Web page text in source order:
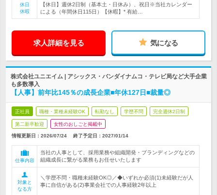
休日
休暇
【休日】週休2日制（基本土・日休み）、祝日※当社カレンダー
による（年間休日115日）【休暇】* 有給…
求人詳細を見る 気になる
株式会社ユニエイム | アシックス・バンダイナムコ・テレビ局など大手企業
も多数導入
【人事】前年比145％の成長企業■年休127日■裁量◎
正社員 職種・業種未経験OK 転勤なし 学歴不問 完全週休2日制
第二新卒歓迎 女性のおしごと掲載中
情報更新日：2026/07/24 終了予定日： 2027/01/14
仕事内容
当社の人事として、採用業務や組織開発・ブランディングなどの
組織成長に繋がる業務もお任せいたします
対象と
なる方
＼学歴不問・職種未経験OK◎／◆いずれか必須(1)未経験だが人
事に自信がある(2)事業会社での人事経験2年以上